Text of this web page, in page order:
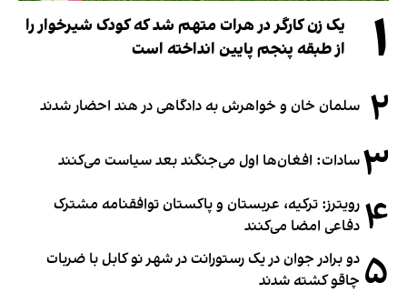
۱
یک زن کارگر در هرات متهم شد که کودک شیرخوار را
از طبقه پنجم پایین انداخته است
۲ سلمان خان و خواهرش به دادگاهی در هند احضار شدند
۳سادات: افغان‌ها اول می‌جنگند بعد سیاست می‌کنند
۴ رویترز: ترکیه، عربستان و پاکستان توافقنامه مشترک
دفاعی امضا می‌کنند
۵ دو برادر جوان در یک رستورانت در شهر نو کابل با ضربات
چاقو کشته شدند